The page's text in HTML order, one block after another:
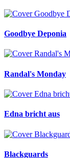
Goodbye Deponia
Randal's Monday
Edna bricht aus
Blackguards